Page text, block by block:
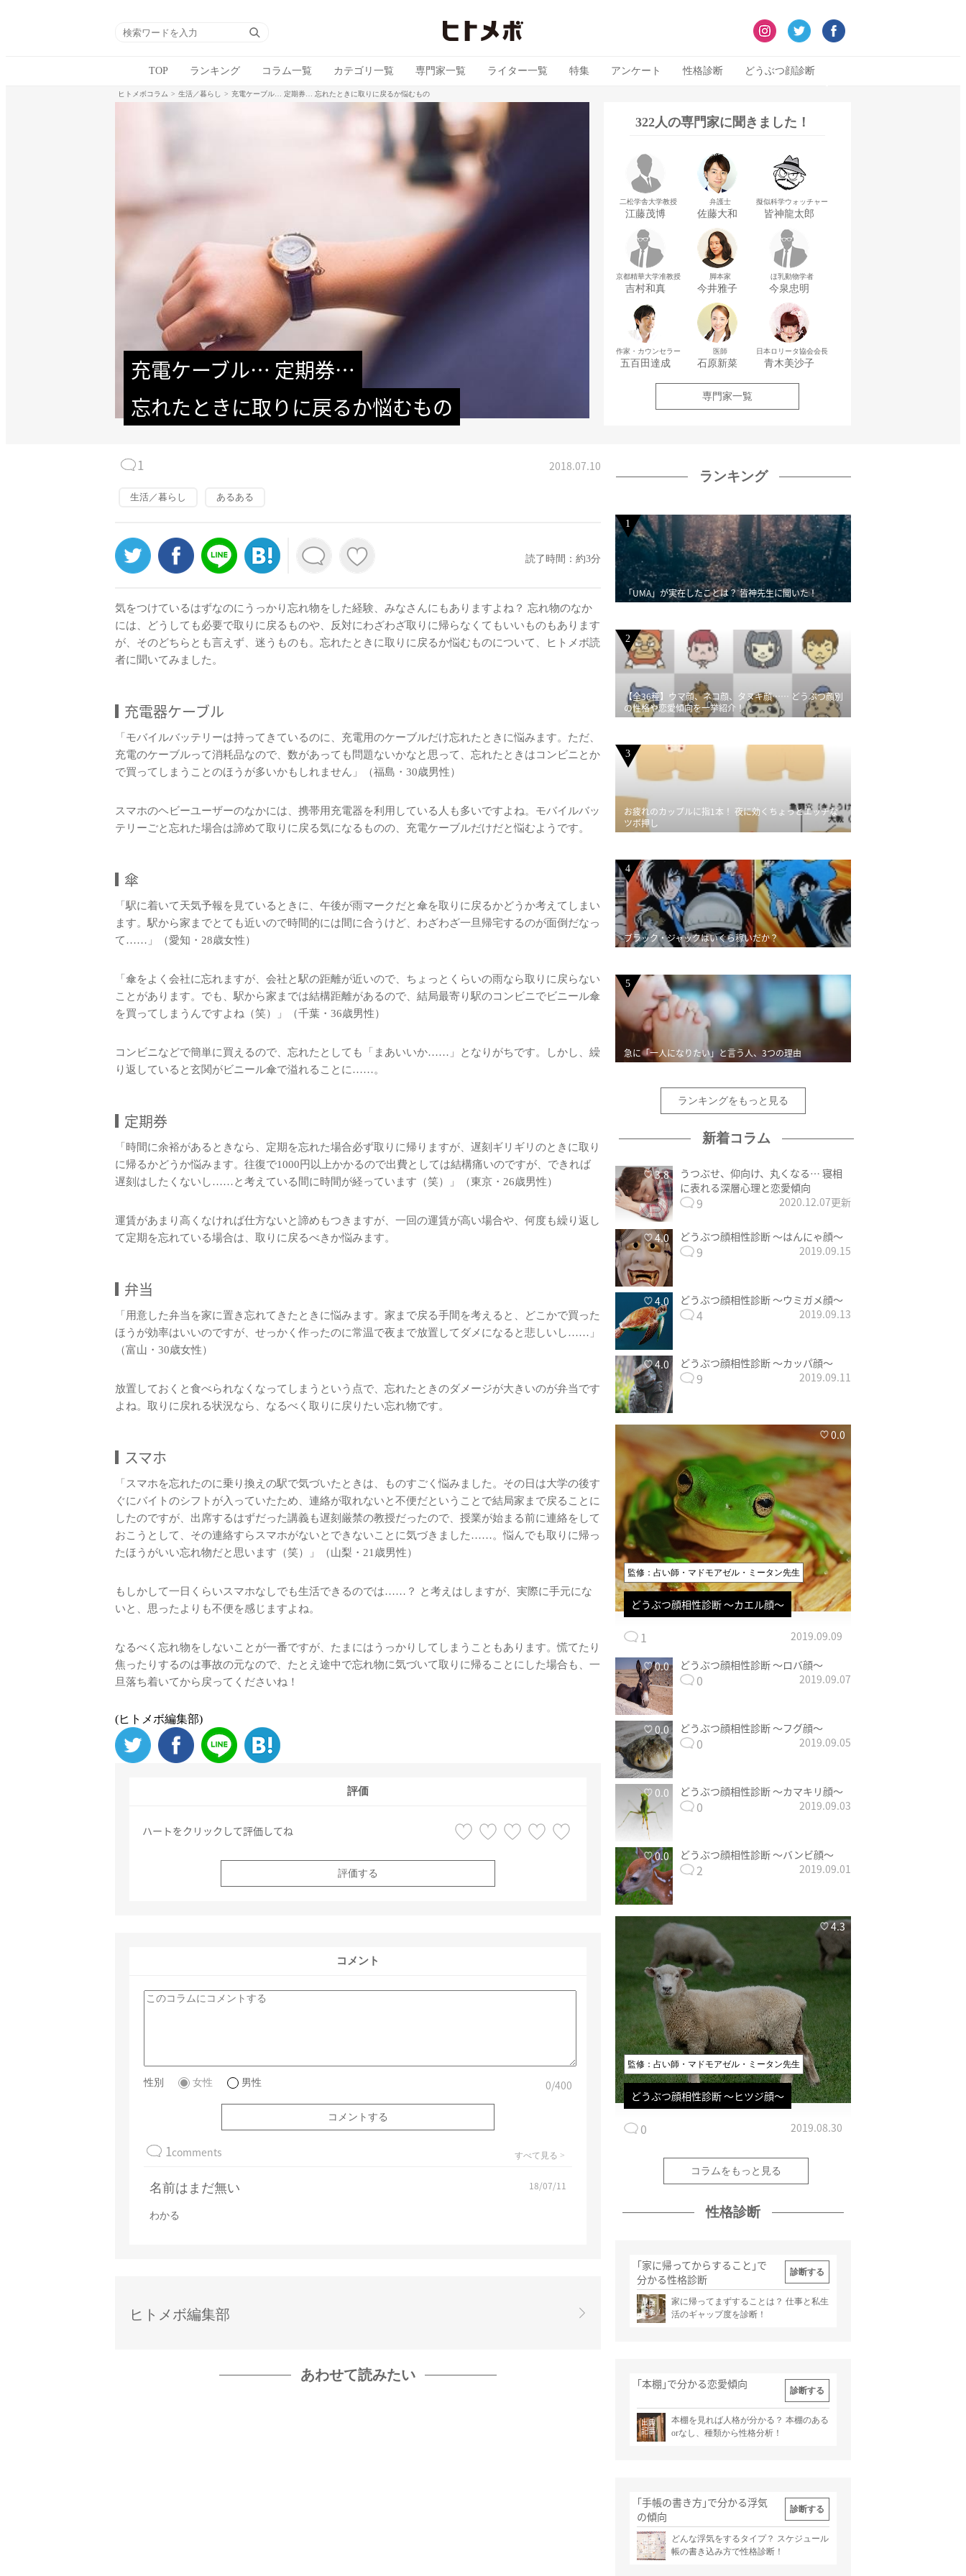
TOP ランキング コラム一覧 カテゴリ一覧 専門家一覧 ライター一覧 特集 アンケート 性格診断 どうぶつ顔診断
ヒトメボコラム 生活／暮らし 充電ケーブル… 定期券… 忘れたときに取りに戻るか悩むもの
充電ケーブル… 定期券…
忘れたときに取りに戻るか悩むもの
322人の専門家に聞きました！
二松学舎大学教授
江藤茂博
弁護士
佐藤大和
擬似科学ウォッチャー
皆神龍太郎
京都精華大学准教授
吉村和真
脚本家
今井雅子
ほ乳動物学者
今泉忠明
作家・カウンセラー
五百田達成
医師
石原新菜
日本ロリータ協会会長
青木美沙子
専門家一覧
1 2018.07.10
生活／暮らし あるある
読了時間：約3分
気をつけているはずなのにうっかり忘れ物をした経験、みなさんにもありますよね？ 忘れ物のなか
には、どうしても必要で取りに戻るものや、反対にわざわざ取りに帰らなくてもいいものもあります
が、そのどちらとも言えず、迷うものも。忘れたときに取りに戻るか悩むものについて、ヒトメボ読
者に聞いてみました。
充電器ケーブル
「モバイルバッテリーは持ってきているのに、充電用のケーブルだけ忘れたときに悩みます。ただ、
充電のケーブルって消耗品なので、数があっても問題ないかなと思って、忘れたときはコンビニとか
で買ってしまうことのほうが多いかもしれません」（福島・30歳男性）
スマホのヘビーユーザーのなかには、携帯用充電器を利用している人も多いですよね。モバイルバッ
テリーごと忘れた場合は諦めて取りに戻る気になるものの、充電ケーブルだけだと悩むようです。
傘
「駅に着いて天気予報を見ているときに、午後が雨マークだと傘を取りに戻るかどうか考えてしまい
ます。駅から家までとても近いので時間的には間に合うけど、わざわざ一旦帰宅するのが面倒だなっ
て……」（愛知・28歳女性）
「傘をよく会社に忘れますが、会社と駅の距離が近いので、ちょっとくらいの雨なら取りに戻らない
ことがあります。でも、駅から家までは結構距離があるので、結局最寄り駅のコンビニでビニール傘
を買ってしまうんですよね（笑）」（千葉・36歳男性）
コンビニなどで簡単に買えるので、忘れたとしても「まあいいか……」となりがちです。しかし、繰
り返していると玄関がビニール傘で溢れることに……。
定期券
「時間に余裕があるときなら、定期を忘れた場合必ず取りに帰りますが、遅刻ギリギリのときに取り
に帰るかどうか悩みます。往復で1000円以上かかるので出費としては結構痛いのですが、できれば
遅刻はしたくないし……と考えている間に時間が経っています（笑）」（東京・26歳男性）
運賃があまり高くなければ仕方ないと諦めもつきますが、一回の運賃が高い場合や、何度も繰り返し
て定期を忘れている場合は、取りに戻るべきか悩みます。
弁当
「用意した弁当を家に置き忘れてきたときに悩みます。家まで戻る手間を考えると、どこかで買った
ほうが効率はいいのですが、せっかく作ったのに常温で夜まで放置してダメになると悲しいし……」
（富山・30歳女性）
放置しておくと食べられなくなってしまうという点で、忘れたときのダメージが大きいのが弁当です
よね。取りに戻れる状況なら、なるべく取りに戻りたい忘れ物です。
スマホ
「スマホを忘れたのに乗り換えの駅で気づいたときは、ものすごく悩みました。その日は大学の後す
ぐにバイトのシフトが入っていたため、連絡が取れないと不便だということで結局家まで戻ることに
したのですが、出席するはずだった講義も遅刻厳禁の教授だったので、授業が始まる前に連絡をして
おこうとして、その連絡すらスマホがないとできないことに気づきました……。悩んでも取りに帰っ
たほうがいい忘れ物だと思います（笑）」（山梨・21歳男性）
もしかして一日くらいスマホなしでも生活できるのでは……？ と考えはしますが、実際に手元にな
いと、思ったよりも不便を感じますよね。
なるべく忘れ物をしないことが一番ですが、たまにはうっかりしてしまうこともあります。慌てたり
焦ったりするのは事故の元なので、たとえ途中で忘れ物に気づいて取りに帰ることにした場合も、一
旦落ち着いてから戻ってくださいね！
(ヒトメボ編集部)
評価
ハートをクリックして評価してね
評価する
コメント
性別 女性 男性 0/400
1comments すべて見る >
名前はまだ無い 18/07/11
わかる
ヒトメボ編集部
あわせて読みたい
ランキング
1
「UMA」が実在したことは？ 皆神先生に聞いた！
2
【全36種】ウマ顔、ネコ顔、タヌキ顔…… どうぶつ顔別
の性格や恋愛傾向を一挙紹介！
3
お疲れのカップルに指1本！ 夜に効くちょっとエッチな
ツボ押し
4
ブラック・ジャックはいくら稼いだか？
5
急に「一人になりたい」と言う人、3つの理由
ランキングをもっと見る
新着コラム
3.8
うつぶせ、仰向け、丸くなる… 寝相
に表れる深層心理と恋愛傾向
9 2020.12.07更新
4.0 どうぶつ顔相性診断 〜はんにゃ顔〜
9 2019.09.15
4.0 どうぶつ顔相性診断 〜ウミガメ顔〜
4 2019.09.13
4.0 どうぶつ顔相性診断 〜カッパ顔〜
9 2019.09.11
0.0
監修：占い師・マドモアゼル・ミータン先生
どうぶつ顔相性診断 〜カエル顔〜
1 2019.09.09
0.0 どうぶつ顔相性診断 〜ロバ顔〜
0 2019.09.07
0.0 どうぶつ顔相性診断 〜フグ顔〜
0 2019.09.05
0.0 どうぶつ顔相性診断 〜カマキリ顔〜
0 2019.09.03
0.0 どうぶつ顔相性診断 〜バンビ顔〜
2 2019.09.01
4.3
監修：占い師・マドモアゼル・ミータン先生
どうぶつ顔相性診断 〜ヒツジ顔〜
0 2019.08.30
コラムをもっと見る
性格診断
｢家に帰ってからすること｣で
分かる性格診断
診断する
出典
記事
家に帰ってまずすることは？ 仕事と私生
活のギャップ度を診断！
｢本棚｣で分かる恋愛傾向 診断する
出典
記事
本棚を見れば人格が分かる？ 本棚のある
orなし、種類から性格分析！
｢手帳の書き方｣で分かる浮気
の傾向
診断する
出典
記事
どんな浮気をするタイプ？ スケジュール
帳の書き込み方で性格診断！